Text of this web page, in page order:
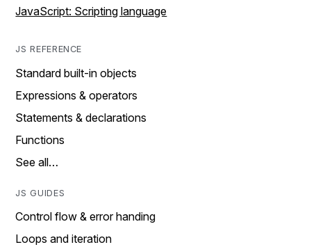
JavaScript: Scripting language
JS REFERENCE
Standard built-in objects
Expressions & operators
Statements & declarations
Functions
See all…
JS GUIDES
Control flow & error handing
Loops and iteration